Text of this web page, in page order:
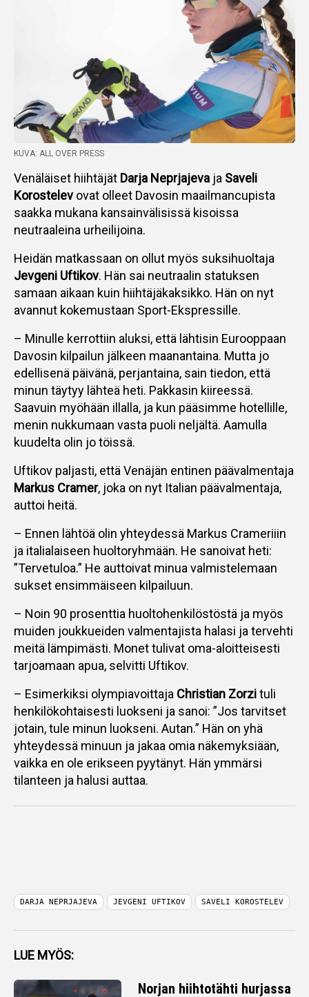
KUVA: ALL OVER PRESS
Venäläiset hiihtäjät Darja Neprjajeva ja Saveli
Korostelevovat olleet Davosin maailmancupista
saakka mukana kansainvälisissä kisoissa
neutraaleina urheilijoina.
Heidän matkassaan on ollut myös suksihuoltaja
Jevgeni Uftikov. Hän sai neutraalin statuksen
samaan aikaan kuin hiihtäjäkaksikko. Hän on nyt
avannut kokemustaan Sport-Ekspressille.
– Minulle kerrottiin aluksi, että lähtisin Eurooppaan
Davosin kilpailun jälkeen maanantaina. Mutta jo
edellisenä päivänä, perjantaina, sain tiedon, että
minun täytyy lähteä heti. Pakkasin kiireessä.
Saavuin myöhään illalla, ja kun pääsimme hotellille,
menin nukkumaan vasta puoli neljältä. Aamulla
kuudelta olin jo töissä.
Uftikov paljasti, että Venäjän entinen päävalmentaja
Markus Cramer, joka on nyt Italian päävalmentaja,
auttoi heitä.
– Ennen lähtöä olin yhteydessä Markus Crameriiin
ja italialaiseen huoltoryhmään. He sanoivat heti:
”Tervetuloa.” He auttoivat minua valmistelemaan
sukset ensimmäiseen kilpailuun.
– Noin 90 prosenttia huoltohenkilöstöstä ja myös
muiden joukkueiden valmentajista halasi ja tervehti
meitä lämpimästi. Monet tulivat oma-aloitteisesti
tarjoamaan apua, selvitti Uftikov.
– Esimerkiksi olympiavoittaja Christian Zorzituli
henkilökohtaisesti luokseni ja sanoi: ”Jos tarvitset
jotain, tule minun luokseni. Autan.” Hän on yhä
yhteydessä minuun ja jakaa omia näkemyksiään,
vaikka en ole erikseen pyytänyt. Hän ymmärsi
tilanteen ja halusi auttaa.
DARJA NEPRJAJEVA JEVGENI UFTIKOV SAVELI KOROSTELEV
LUE MYÖS:
Norjan hiihtotähti hurjassa